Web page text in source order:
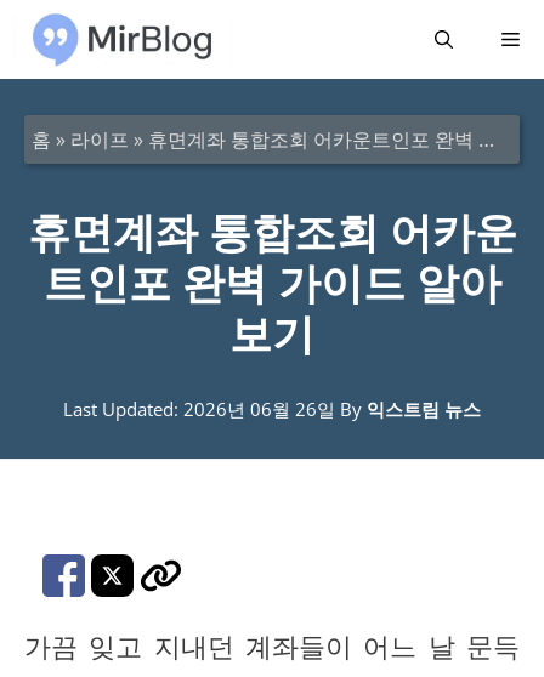
메
홈 » 라이프 » 휴면계좌 통합조회 어카운트인포 완벽 가이드 알아보기
휴면계좌 통합조회 어카운
트인포 완벽 가이드 알아
보기
Last Updated: 2026년 06월 26일 By 익스트림 뉴스
가끔 잊고 지내던 계좌들이 어느 날 문득